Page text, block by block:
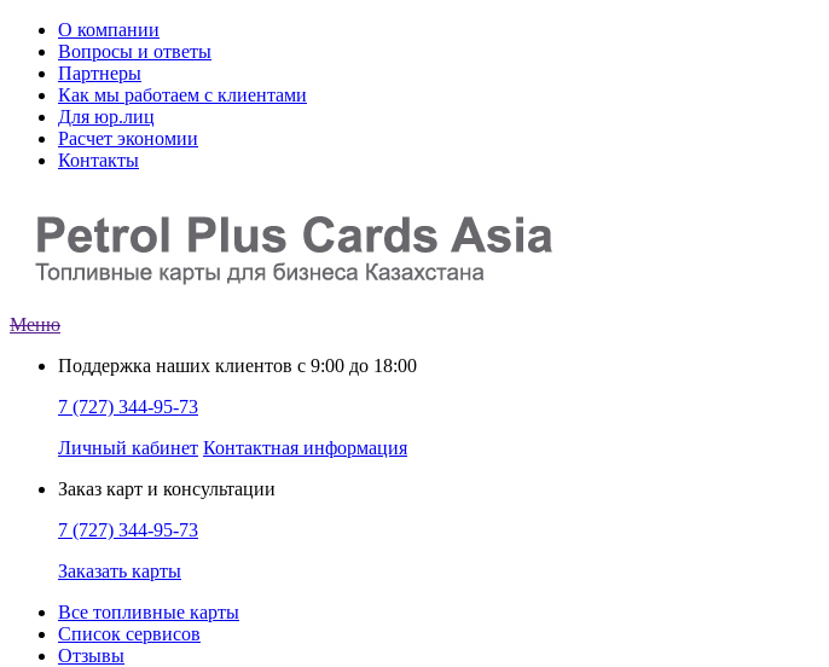
О компании
Вопросы и ответы
Партнеры
Как мы работаем с клиентами
Для юр.лиц
Расчет экономии
Контакты
Меню
Поддержка наших клиентов с 9:00 до 18:00
7 (727) 344-95-73
Личный кабинет Контактная информация
Заказ карт и консультации
7 (727) 344-95-73
Заказать карты
Все топливные карты
Список сервисов
Отзывы